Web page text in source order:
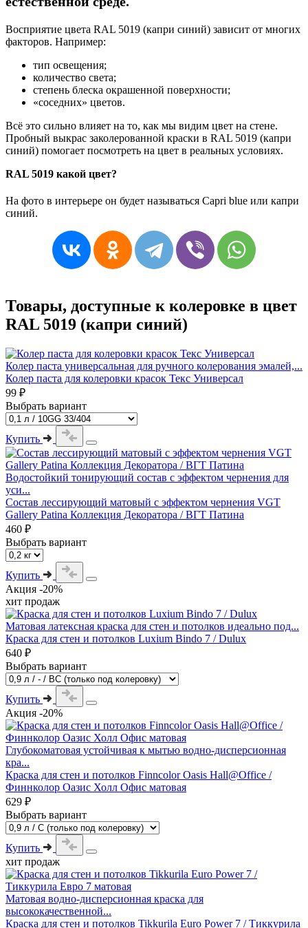
Восприятие цвета RAL 5019 (капри синий) зависит от многих
факторов. Например:
тип освещения;
количество света;
степень блеска окрашенной поверхности;
«соседних» цветов.
Всё это сильно влияет на то, как мы видим цвет на стене.
Пробный выкрас заколерованной краски в RAL 5019 (капри
синий) помогает посмотреть на цвет в реальных условиях.
RAL 5019 какой цвет?
На фото в интерьере он будет называться Capri blue или капри
синий.
Товары, доступные к колеровке в цвет
RAL 5019 (капри синий)
Колер паста универсальная для ручного колерования эмалей,...
Колер паста для колеровки красок Текс Универсал
99 ₽
Выбрать вариант
Купить
Водостойкий тонирующий состав с эффектом чернения для
уси...
Состав лессирующий матовый с эффектом чернения VGT
Gallery Patina Коллекция Декоратора / ВГТ Патина
460 ₽
Выбрать вариант
Купить
Акция -20%
хит продаж
Матовая латексная краска для стен и потолков идеально под...
Краска для стен и потолков Luxium Bindo 7 / Dulux
640 ₽
Выбрать вариант
Купить
Акция -20%
Глубокоматовая устойчивая к мытью водно-дисперсионная
кра...
Краска для стен и потолков Finncolor Oasis Hall@Office /
Финнколор Оазис Холл Офис матовая
629 ₽
Выбрать вариант
Купить
хит продаж
Матовая водно-дисперсионная краска для
высококачественной...
Краска для стен и потолков Tikkurila Euro Power 7 / Тиккурила